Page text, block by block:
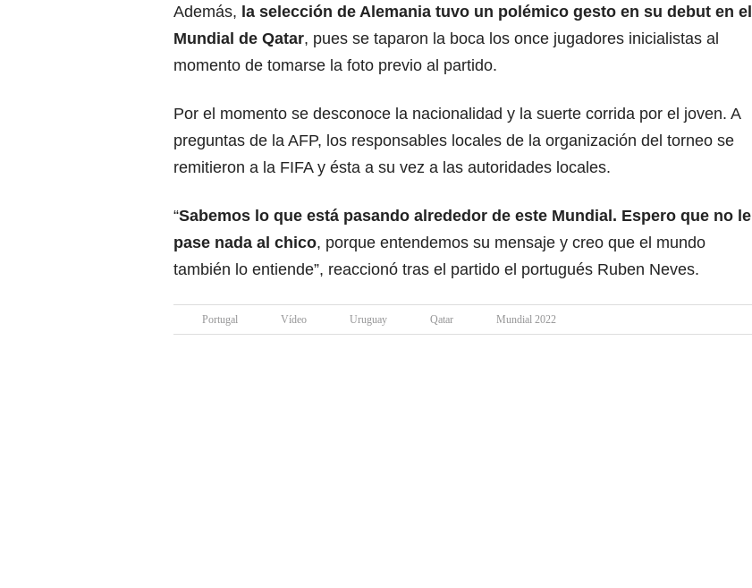
Además, la selección de Alemania tuvo un polémico gesto en su debut en el
Mundial de Qatar, pues se taparon la boca los once jugadores inicialistas al
momento de tomarse la foto previo al partido.
Por el momento se desconoce la nacionalidad y la suerte corrida por el joven. A
preguntas de la AFP, los responsables locales de la organización del torneo se
remitieron a la FIFA y ésta a su vez a las autoridades locales.
“Sabemos lo que está pasando alrededor de este Mundial. Espero que no le
pase nada al chico, porque entendemos su mensaje y creo que el mundo
también lo entiende”, reaccionó tras el partido el portugués Ruben Neves.
Portugal Vídeo Uruguay Qatar Mundial 2022